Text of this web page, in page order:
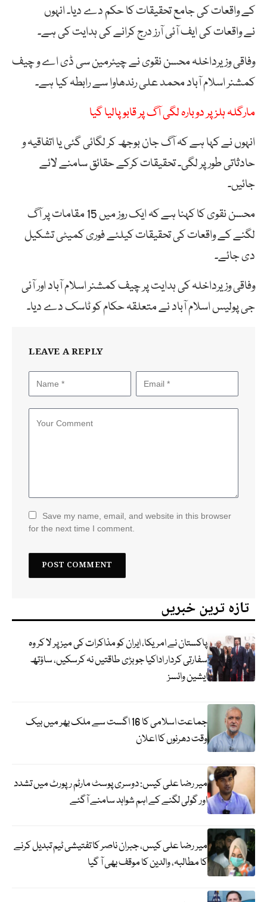
کے واقعات کی جامع تحقیقات کا حکم دے دیا۔ انہوں
نے واقعات کی ایف آئی آرز درج کرانے کی ہدایت کی ہے۔
وفاقی وزیرداخلہ محسن نقوی نے چیئرمین سی ڈی اے و چیف
کمشنر اسلام آباد محمد علی رندھاوا سے رابطہ کیا ہے۔
مارگلہ ہلز پر دوبارہ لگی آگ پر قابو پالیا گیا
انہوں نے کہا ہے کہ آگ جان بوجھ کر لگائی گئی یا اتفاقیہ و
حادثاتی طور پر لگی۔ تحقیقات کرکے حقائق سامنے لائے
جائیں۔
محسن نقوی کا کہنا ہے کہ ایک روز میں 15 مقامات پر آگ
لگنے کے واقعات کی تحقیقات کیلئے فوری کمیٹی تشکیل
دی جائے۔
وفاقی وزیرداخلہ کی ہدایت پر چیف کمشنر اسلام آباد اور آئی
جی پولیس اسلام آباد نے متعلقہ حکام کو ٹاسک دے دیا۔
LEAVE A REPLY
Save my name, email, and website in this browser
for the next time I comment.
تازہ ترین خبریں
پاکستان نے امریکا، ایران کو مذاکرات کی میز پر لا کر وہ
سفارتی کردار اداکیا جو بڑی طاقتیں نہ کرسکیں، ساؤتھ
ایشین وائسز
جماعت اسلامی کا 16 اگست سے ملک بھر میں بیک
وقت دھرنوں کا اعلان
میر رضا علی کیس: دوسری پوسٹ مارٹم رپورٹ میں تشدد
اور گولی لگنے کے اہم شواہد سامنے آگئے
میر رضا علی کیس، جبران ناصر کا تفتیشی ٹیم تبدیل کرنے
کا مطالبہ، والدین کا موقف بھی آ گیا